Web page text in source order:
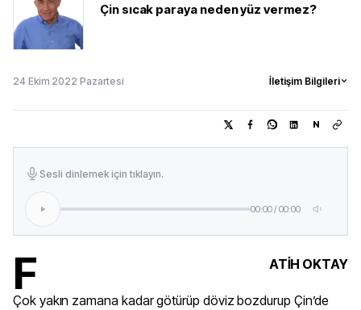
Çin sıcak paraya neden yüz vermez?
24 Ekim 2022 Pazartesi İletişim Bilgileri
N
Sesli dinlemek için tıklayın.
00:00/00:00
F ATİH OKTAY
Çok yakın zamana kadar götürüp döviz bozdurup Çin’de